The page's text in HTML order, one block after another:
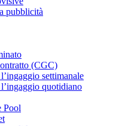
pubblicità
(CGC)
settimanale
quotidiano
Pool